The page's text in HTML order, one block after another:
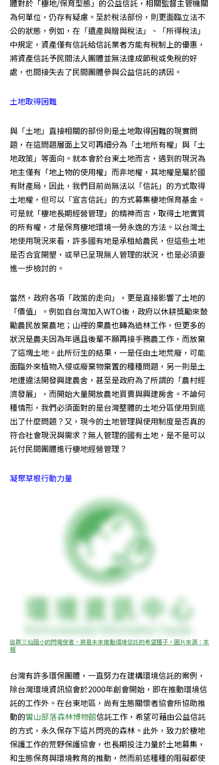
體對於「棲地/保育型態」的公益信託，相關監督主管機關
為何單位，仍存有疑慮。至於稅法部份，則更面臨立法不
公的狀態，例如，在「遺產與贈與稅法」、「所得稅法」
中規定，資產僅有信託給信託業者方能有稅制上的優惠，
將資產信託予民間法人團體並無法達成節稅或免稅的好
處，也間接失去了民間團體參與公益信託的誘因。
土地取得困難
與「土地」直接相關的部份則是土地取得困難的現實問
題，在這問題層面上又可再細分為「土地所有權」與「土
地政策」等面向。就本會於台東土地而言，遇到的現況為
地主僅有「地上物的使用權」而非地權，其地權是屬於國
有財產局，因此，我們目前尚無法以「信託」的方式取得
土地權，但可以「宣言信託」的方式募集棲地保育基金。
可是就「棲地長期經營管理」的精神而言，取得土地實質
的所有權，才是保育棲地環境一勞永逸的方法。以台灣土
地使用現況來看，許多國有地是承租給農民，但這些土地
是否合宜開墾，或早已呈現無人管理的狀況，也是必須要
進一步檢討的。
當然，政府各項「政策的走向」，更是直接影響了土地的
「價值」。例如自台灣加入WTO後，政府以休耕獎勵來鼓
勵農民放棄農地；山裡的果農也轉為造林工作，但更多的
狀況是農夫因為年邁且後輩不願再接手務農工作，而放棄
了這塊土地。此所衍生的結果，一是任由土地荒廢，可能
面臨外來植物入侵或廢棄物棄置的種種問題，另一則是土
地遭違法開發興建農舍，甚至是政府為了所謂的「農村經
濟發展」，而開始大量開放農地買賣與興建房舍。不論何
種情形，我們必須面對的是台灣整體的土地分區使用到底
出了什麼問題？又，現今的土地管理與使用制度是否真的
符合社會現況與需求？無人管理的國有土地，是不是可以
託付民間團體進行棲地經營管理？
凝聚草根行動力量
這群三仙國小的閃電使者，將是未來推動環境信託的希望種子。圖片來源：本
報
台灣有許多環保團體，一直努力在建構環境信託的案例，
除台灣環境資訊協會於2000年創會開始，即在推動環境信
託的工作外。在台東地區，尚有生態關懷者協會所協助推
動的鸞山部落森林博物館信託工作，希望可藉由公益信託
的方式，永久保存下這片閃亮的森林。此外，致力於棲地
保護工作的荒野保護協會，也長期投注力量於土地募集，
和生態保育與環境教育的推動，然而前述種種的阻礙都使